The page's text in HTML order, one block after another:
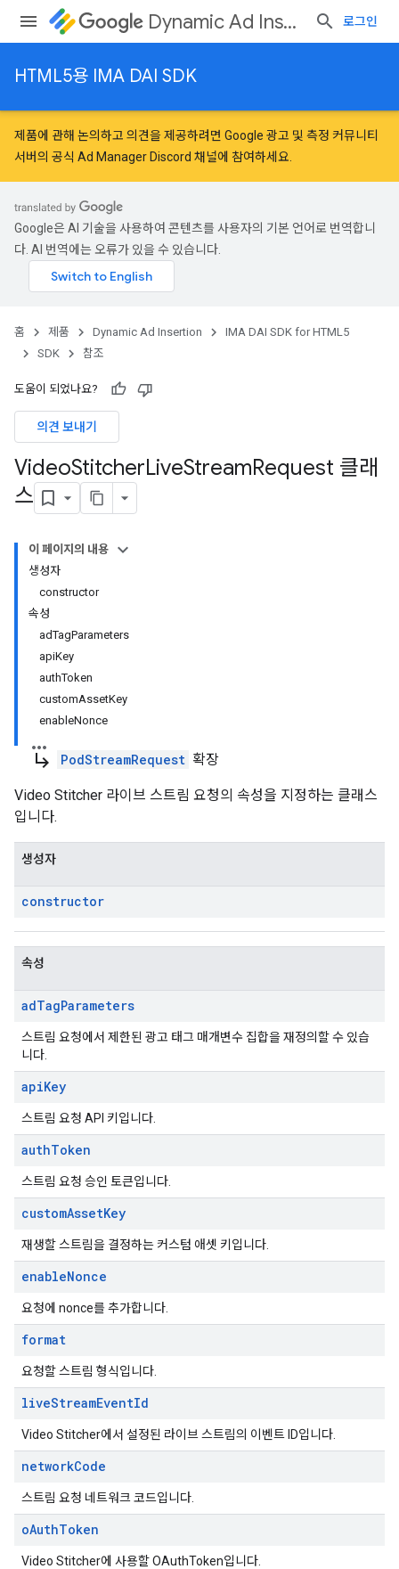
Dynamic Ad Insertion 로그인
HTML5용 IMA DAI SDK
제품에 관해 논의하고 의견을 제공하려면 Google 광고 및 측정 커뮤니티
서버의 공식 Ad Manager Discord 채널에 참여하세요.
Google은 AI 기술을 사용하여 콘텐츠를 사용자의 기본 언어로 번역합니
다. AI 번역에는 오류가 있을 수 있습니다.
홈 제품 Dynamic Ad Insertion
IMA DAI SDK for HTML5
SDK
참조
도움이 되었나요?
의견 보내기
VideoStitcherLiveStreamRequest 클래
스
이 페이지의 내용
생성자
constructor
속성
adTagParameters
apiKey
authToken
customAssetKey
enableNonce
subdirectory_arrow_right PodStreamRequest 확장
Video Stitcher 라이브 스트림 요청의 속성을 지정하는 클래스
입니다.
생성자
constructor
속성
adTagParameters
스트림 요청에서 제한된 광고 태그 매개변수 집합을 재정의할 수 있습
니다.
apiKey
스트림 요청 API 키입니다.
authToken
스트림 요청 승인 토큰입니다.
customAssetKey
재생할 스트림을 결정하는 커스텀 애셋 키입니다.
enableNonce
요청에 nonce를 추가합니다.
format
요청할 스트림 형식입니다.
liveStreamEventId
Video Stitcher에서 설정된 라이브 스트림의 이벤트 ID입니다.
networkCode
스트림 요청 네트워크 코드입니다.
oAuthToken
Video Stitcher에 사용할 OAuthToken입니다.